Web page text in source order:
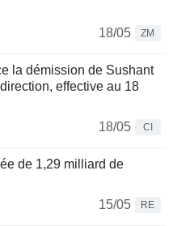
18/05
ZM
la démission de Sushant
effective au 18
18/05
CI
de 1,29 milliard de
15/05
RE